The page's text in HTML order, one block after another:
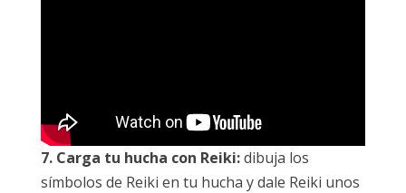
7. Carga tu hucha con Reiki:dibuja los
símbolos de Reiki en tu hucha y dale Reiki unos